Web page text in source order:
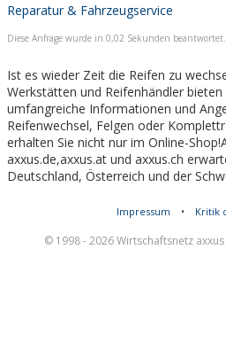
Reparatur & Fahrzeugservice
Diese Anfrage wurde in 0,02 Sekunden beantwortet.
Ist es wieder Zeit die Reifen zu
Werkstätten und Reifenhändler
umfangreiche Informationen und
Reifenwechsel, Felgen oder
erhalten Sie nicht nur im Online-
axxus.de,axxus.at und axxus.ch
Deutschland, Österreich und der
Impressum • Kritik
© 1998 - 2026 Wirtschaftsnetz